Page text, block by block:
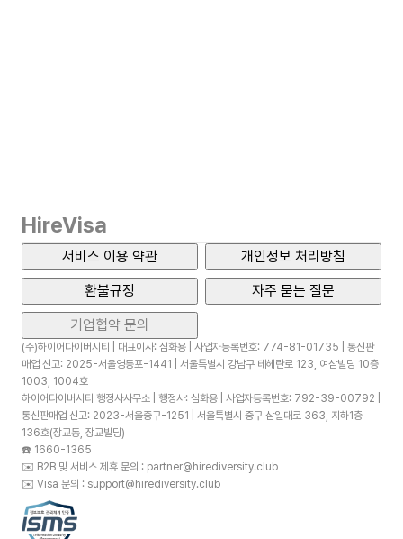
HireVisa
서비스 이용 약관
개인정보 처리방침
환불규정
자주 묻는 질문
기업협약 문의
(주)하이어다이버시티 | 대표이사: 심화용 | 사업자등록번호: 774-81-01735 | 통신판
매업 신고: 2025-서울영등포-1441 | 서울특별시 강남구 테헤란로 123, 여삼빌딩 10층
1003, 1004호
하이어다이버시티 행정사사무소 | 행정사: 심화용 | 사업자등록번호: 792-39-00792 |
통신판매업 신고: 2023-서울중구-1251 | 서울특별시 중구 삼일대로 363, 지하1층
136호(장교동, 장교빌딩)
☎️ 1660-1365
✉️ B2B 및 서비스 제휴 문의 : partner@hirediversity.club
✉️ Visa 문의 : support@hirediversity.club